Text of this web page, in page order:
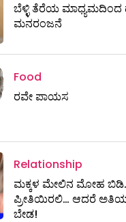
ಬೆಳ್ಳಿ ತೆರೆಯ ಮಾಧ್ಯಮದಿಂದ
ಮನರಂಜನೆ
Food
ರವೇ ಪಾಯಸ
Relationship
ಮಕ್ಕಳ ಮೇಲಿನ ಮೋಹ
ಪ್ರೀತಿಯಿರಲಿ… ಆದರೆ
ಬೇಡ!